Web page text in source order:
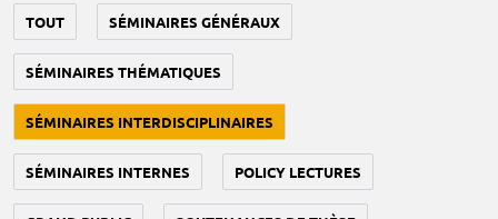
TOUT SÉMINAIRES GÉNÉRAUX
SÉMINAIRES THÉMATIQUES
SÉMINAIRES INTERDISCIPLINAIRES
SÉMINAIRES INTERNES POLICY LECTURES